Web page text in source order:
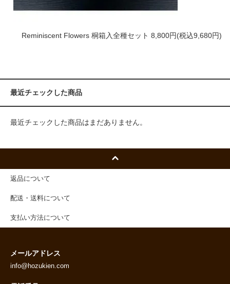
Reminiscent Flowers 桐箱入全種セット 8,800円(税込9,680円)
最近チェックした商品
最近チェックした商品はまだありません。
返品について
配送・送料について
支払い方法について
メールアドレス
info@hozukien.com